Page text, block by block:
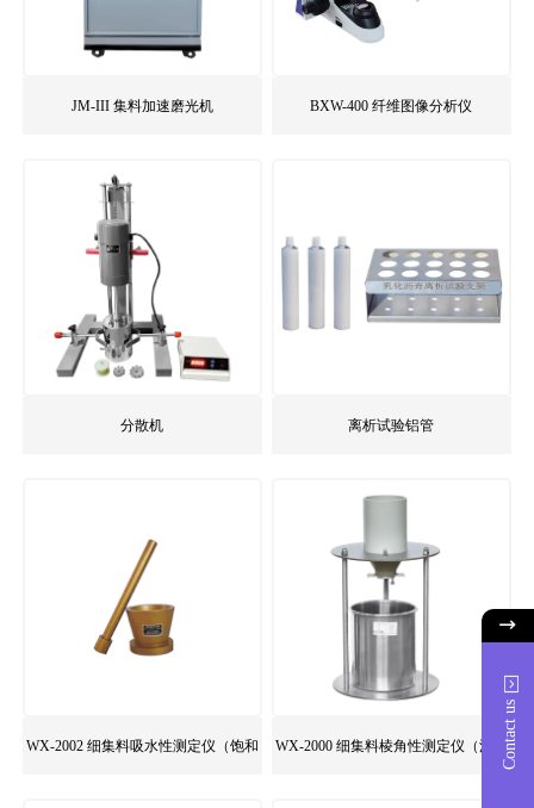
Contact us
JM-III 集料加速磨光机 BXW-400 纤维图像分析仪
分散机 离析试验铝管
WX-2002 细集料吸水性测定仪（饱和 WX-2000 细集料棱角性测定仪（流动